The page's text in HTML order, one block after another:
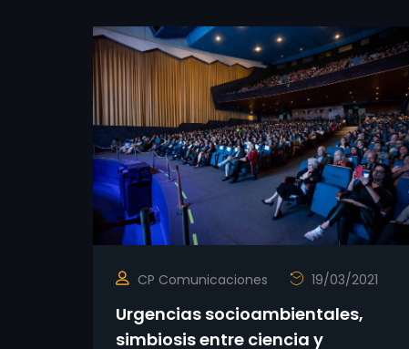
CP Comunicaciones 19/03/2021
Urgencias socioambientales,
simbiosis entre ciencia y